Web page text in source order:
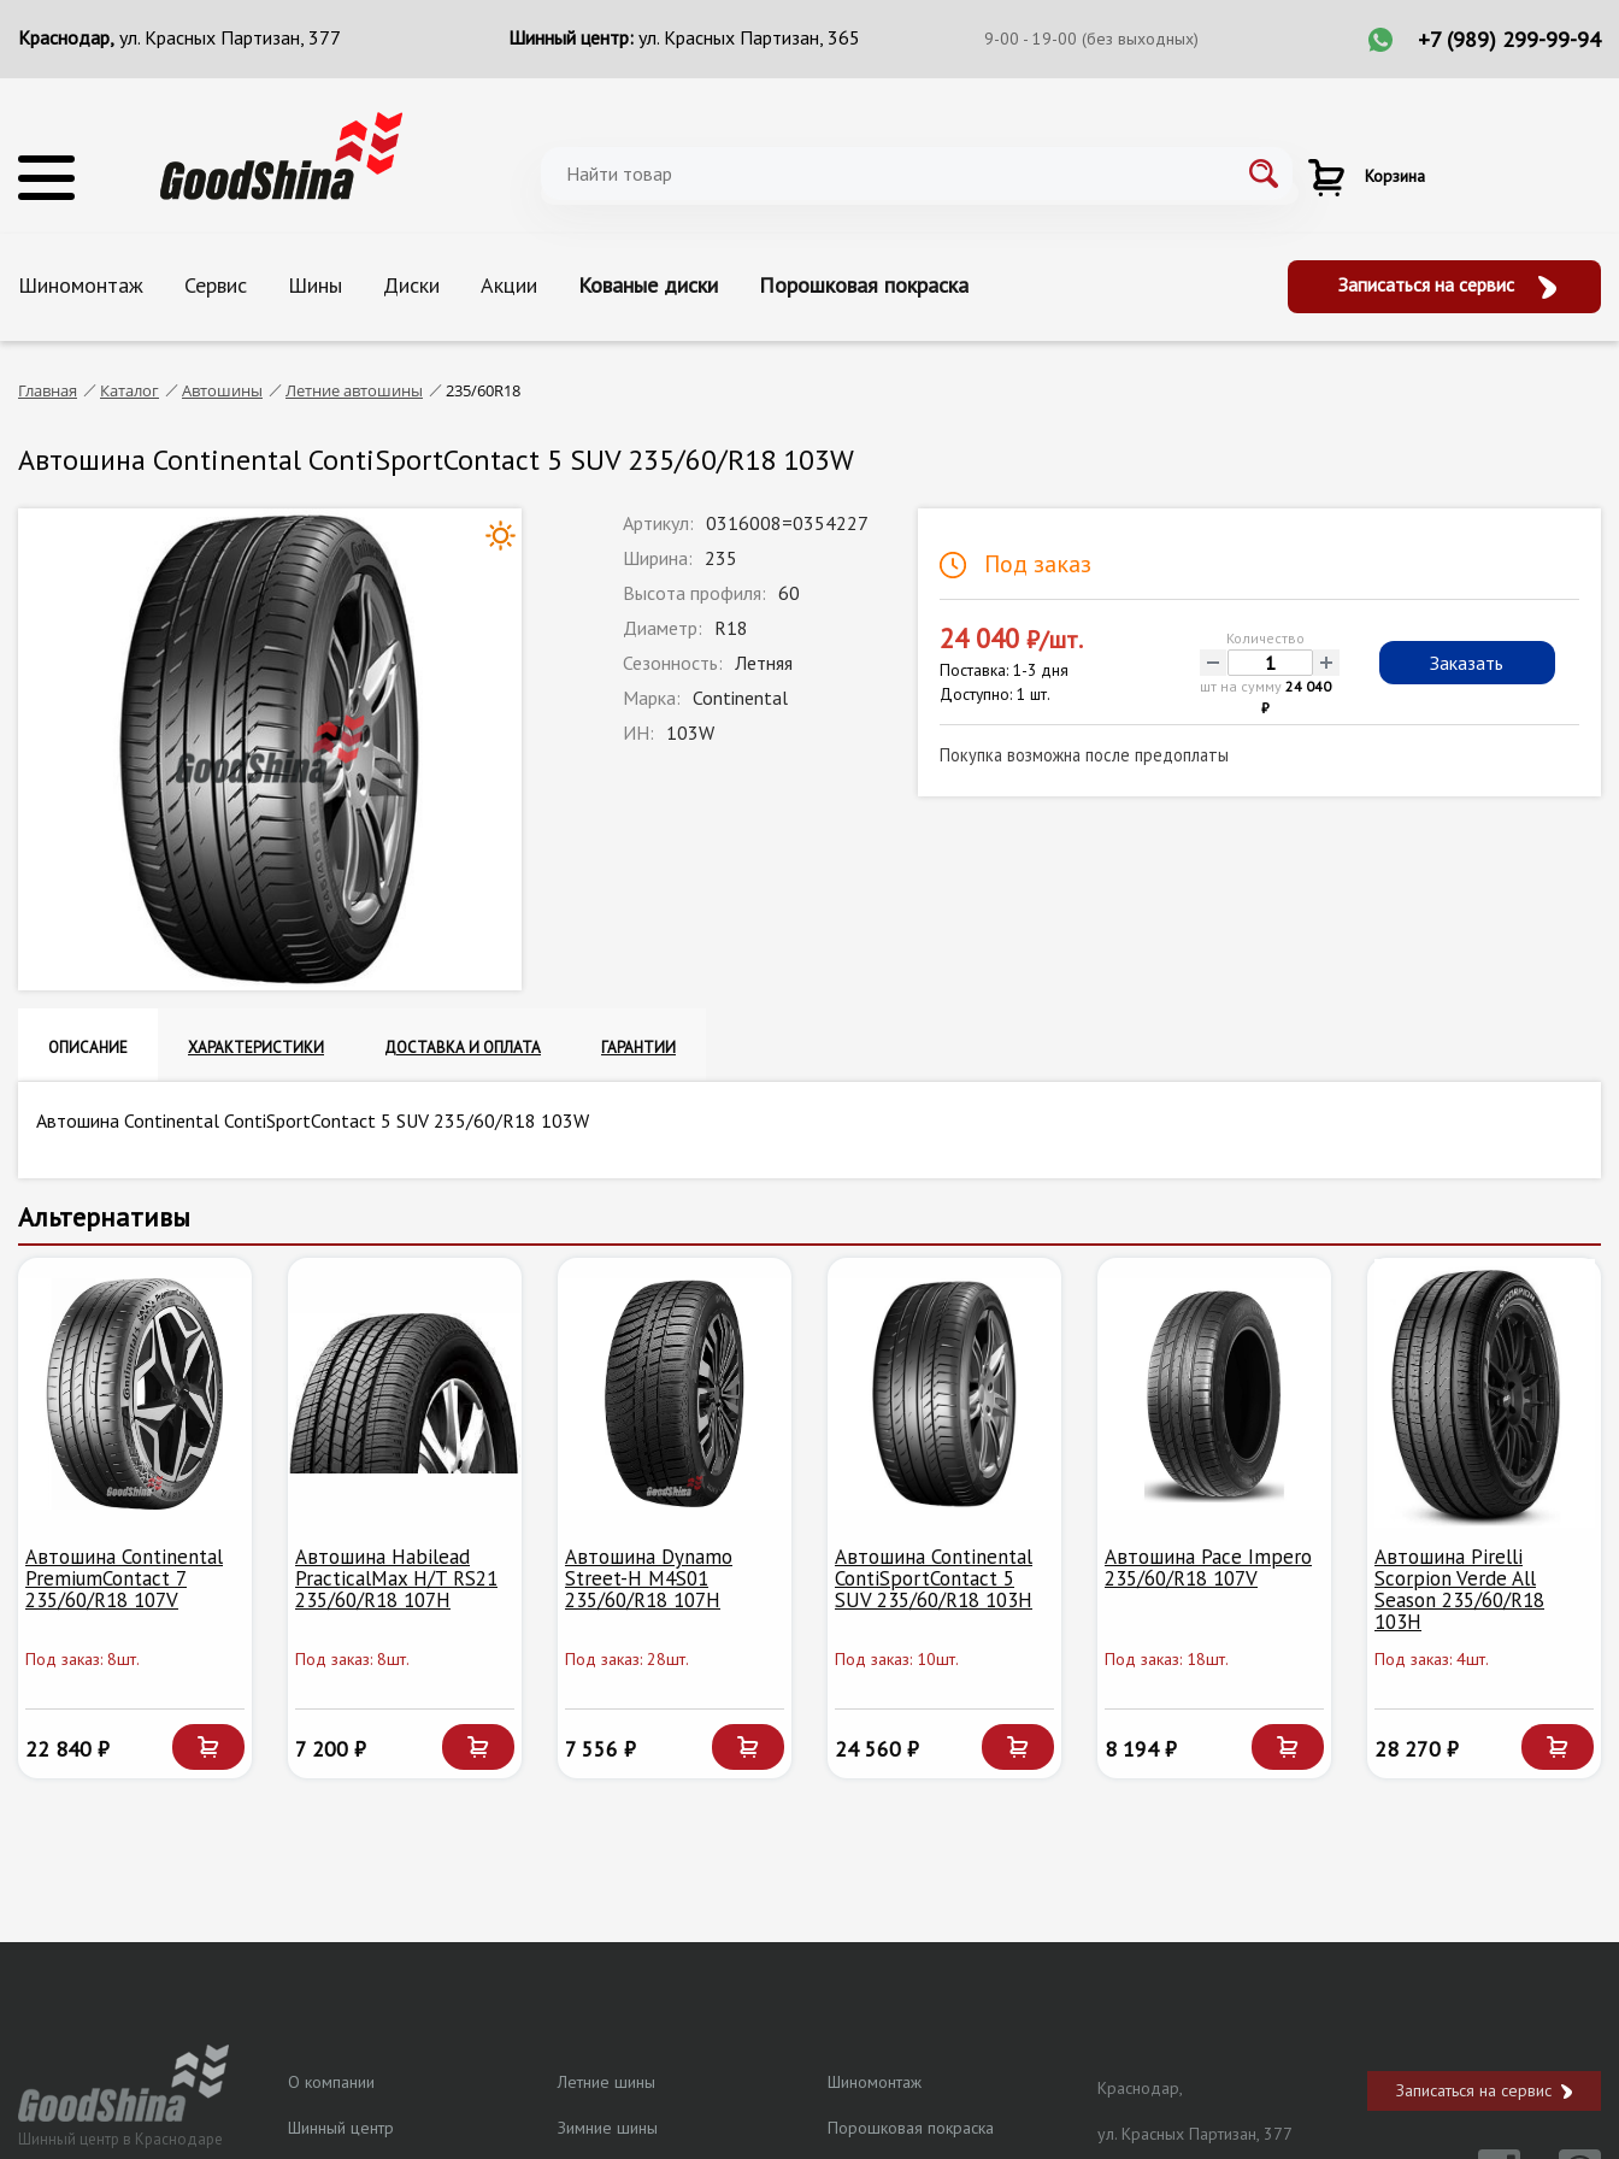
Краснодар, ул. Красных Партизан, 377 Шинный центр:ул. Красных Партизан, 365 9-00 - 19-00 (без выходных) +7 (989) 299-99-94
Корзина
Шиномонтаж Сервис Шины Диски Акции Кованые диски Порошковая покраска Записаться на сервис
Главная Каталог Автошины Летние автошины 235/60R18
Автошина Continental ContiSportContact 5 SUV 235/60/R18 103W
Артикул: 0316008=0354227
Ширина: 235
Высота профиля: 60
Диаметр: R18
Сезонность: Летняя
Марка: Continental
ИН: 103W
Под заказ
24 040 ₽/шт.
Поставка: 1-3 дня
Доступно: 1 шт.
Количество
- +
шт на сумму24 040
₽
Заказать
Покупка возможна после предоплаты
ОПИСАНИЕ ХАРАКТЕРИСТИКИ ДОСТАВКА И ОПЛАТА ГАРАНТИИ
Автошина Continental ContiSportContact 5 SUV 235/60/R18 103W
Альтернативы
Автошина Continental
PremiumContact 7
235/60/R18 107V
Под заказ: 8шт.
22 840 ₽
Автошина Habilead
PracticalMax H/T RS21
235/60/R18 107H
Под заказ: 8шт.
7 200 ₽
Автошина Dynamo
Street-H M4S01
235/60/R18 107H
Под заказ: 28шт.
7 556 ₽
Автошина Continental
ContiSportContact 5
SUV 235/60/R18 103H
Под заказ: 10шт.
24 560 ₽
Автошина Pace Impero
235/60/R18 107V
Под заказ: 18шт.
8 194 ₽
Автошина Pirelli
Scorpion Verde All
Season 235/60/R18
103H
Под заказ: 4шт.
28 270 ₽
Шинный центр в Краснодаре
О компании
Шинный центр
Летние шины
Зимние шины
Шиномонтаж
Порошковая покраска
Краснодар,
ул. Красных Партизан, 377
Записаться на сервис